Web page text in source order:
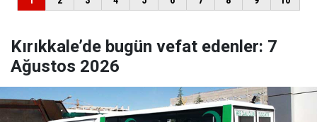
Kırıkkale’de bugün vefat edenler: 7
Ağustos 2026